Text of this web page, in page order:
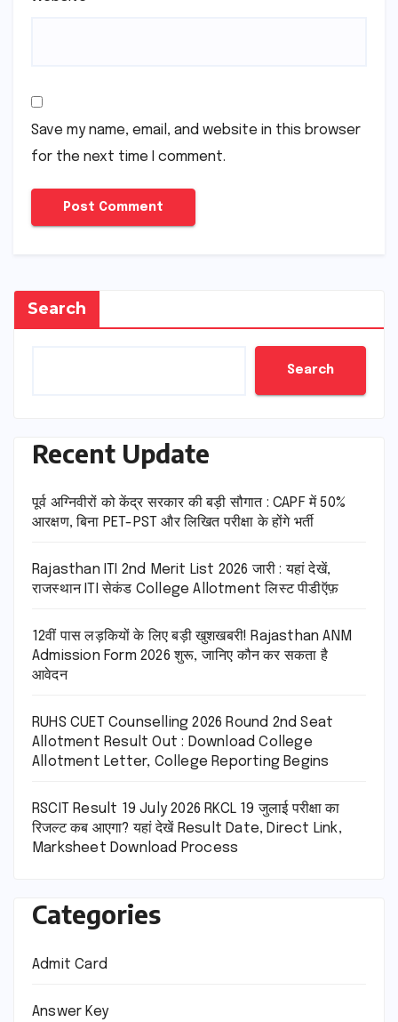
Save my name, email, and website in this browser
for the next time I comment.
Search
Search
Recent Update
पूर्व अग्निवीरों को केंद्र सरकार की बड़ी सौगात : CAPF में 50%
आरक्षण, बिना PET-PST और लिखित परीक्षा के होंगे भर्ती
Rajasthan ITI 2nd Merit List 2026 जारी : यहां देखें,
राजस्थान ITI सेकंड College Allotment लिस्ट पीडीऍफ़
12वीं पास लड़कियों के लिए बड़ी खुशखबरी! Rajasthan ANM
Admission Form 2026 शुरू, जानिए कौन कर सकता है
आवेदन
RUHS CUET Counselling 2026 Round 2nd Seat
Allotment Result Out : Download College
Allotment Letter, College Reporting Begins
RSCIT Result 19 July 2026 RKCL 19 जुलाई परीक्षा का
रिजल्ट कब आएगा? यहां देखें Result Date, Direct Link,
Marksheet Download Process
Categories
Admit Card
Answer Key